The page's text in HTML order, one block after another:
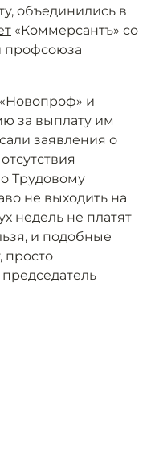
объединились в
«Коммерсантъ» со
профсоюза
и
за выплату им
заявления о
Трудовому
не выходить на
недель не платят
и подобные
просто